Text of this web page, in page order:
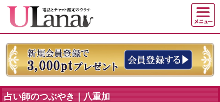
占い師のつぶやき｜八重加